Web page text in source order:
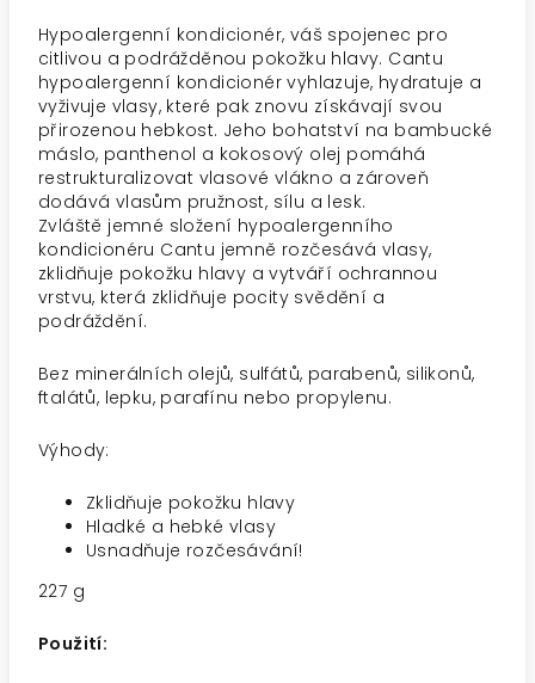
Hypoalergenní kondicionér, váš spojenec pro
citlivou a podrážděnou pokožku hlavy. Cantu
hypoalergenní kondicionér vyhlazuje, hydratuje a
vyživuje vlasy, které pak znovu získávají svou
přirozenou hebkost. Jeho bohatství na bambucké
máslo, panthenol a kokosový olej pomáhá
restrukturalizovat vlasové vlákno a zároveň
dodává vlasům pružnost, sílu a lesk.
Zvláště jemné složení hypoalergenního
kondicionéru Cantu jemně rozčesává vlasy,
zklidňuje pokožku hlavy a vytváří ochrannou
vrstvu, která zklidňuje pocity svědění a
podráždění.
Bez minerálních olejů, sulfátů, parabenů, silikonů,
ftalátů, lepku, parafínu nebo propylenu.
Výhody:
Zklidňuje pokožku hlavy
Hladké a hebké vlasy
Usnadňuje rozčesávání!
227 g
Použití: